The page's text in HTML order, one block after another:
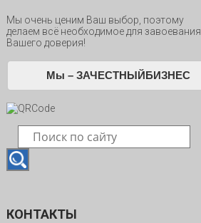
Мы очень ценим Ваш выбор, поэтому
делаем всё необходимое для завоевания
Вашего доверия!
Мы – ЗАЧЕСТНЫЙБИЗНЕС
КОНТАКТЫ